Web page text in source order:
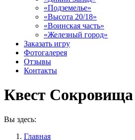
«Подземелье»
«Высота 20/18»
«Воинская часть»
«Железный город»
Заказать игру
Фотогалерея
Отзывы
Контакты
Квест Сокровища
Вы здесь:
Главная